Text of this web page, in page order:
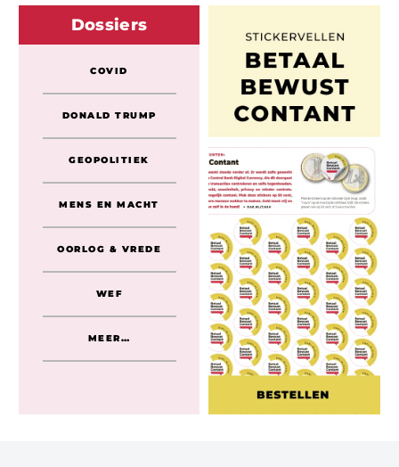
Dossiers
COVID
DONALD TRUMP
GEOPOLITIEK
MENS EN MACHT
OORLOG & VREDE
WEF
MEER…